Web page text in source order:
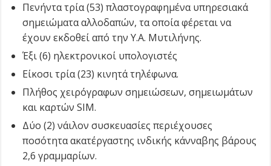
Πενήντα τρία (53) πλαστογραφημένα υπηρεσιακά
σημειώματα αλλοδαπών, τα οποία φέρεται να
έχουν εκδοθεί από την Υ.Α. Μυτιλήνης.
Έξι (6) ηλεκτρονικοί υπολογιστές
Είκοσι τρία (23) κινητά τηλέφωνα.
Πλήθος χειρόγραφων σημειώσεων, σημειωμάτων
και καρτών SIM.
Δύο (2) νάιλον συσκευασίες περιέχουσες
ποσότητα ακατέργαστης ινδικής κάνναβης βάρους
2,6 γραμμαρίων.